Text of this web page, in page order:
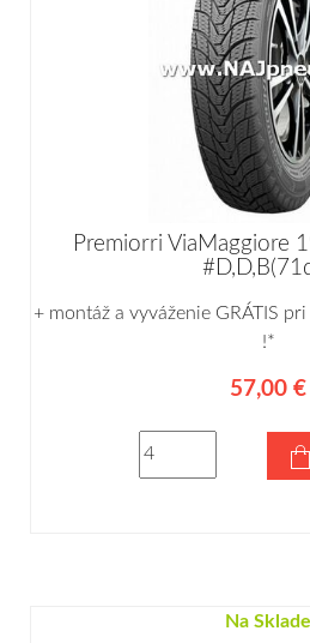
Premiorri ViaMaggiore
+ montáž a vyváženie GRÁTIS
!*
57,00 €
Na Sklade